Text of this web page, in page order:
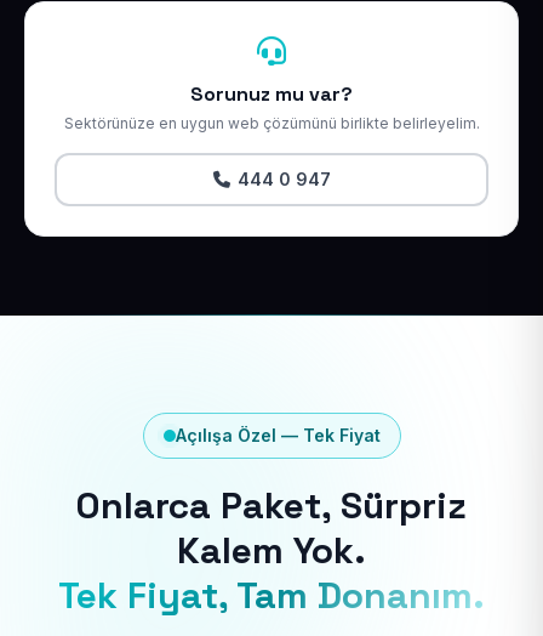
Sorunuz mu var?
Sektörünüze en uygun web çözümünü birlikte belirleyelim.
444 0 947
Açılışa Özel — Tek Fiyat
Onlarca Paket, Sürpriz
Kalem Yok.
Tek Fiyat, Tam Donanım.